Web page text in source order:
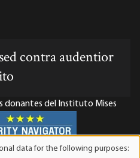
contra audentior
donantes del Instituto Mises
data for the following purposes: